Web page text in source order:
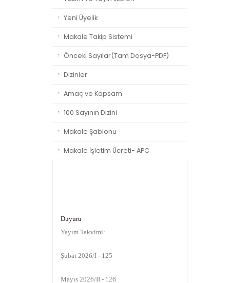
Yeni Üyelik
Makale Takip Sistemi
Önceki Sayılar(Tam Dosya-PDF)
Dizinler
Amaç ve Kapsam
100 Sayının Dizini
Makale Şablonu
Makale İşletim Ücreti- APC
Yayım Takvimi: